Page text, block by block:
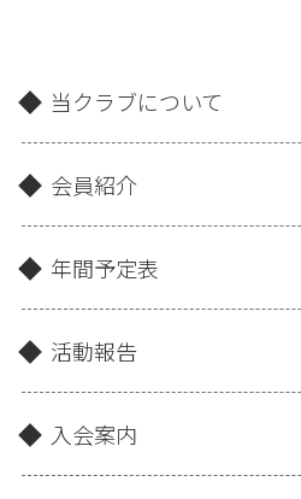
当クラブについて
会員紹介
年間予定表
活動報告
入会案内